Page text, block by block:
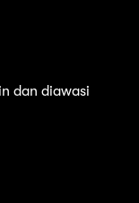
dan diawasi